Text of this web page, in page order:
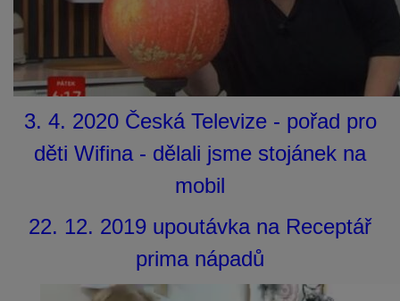
3. 4. 2020 Česká Televize - pořad pro
děti Wifina - dělali jsme stojánek na
mobil
22. 12. 2019 upoutávka na Receptář
prima nápadů